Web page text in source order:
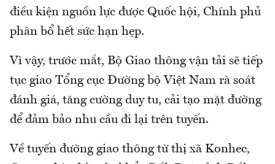
điều kiện nguồn lực được Quốc hội, Chính phủ
phân bổ hết sức hạn hẹp.
Vì vậy, trước mắt, Bộ Giao thông vận tải sẽ tiếp
tục giao Tổng cục Đường bộ Việt Nam rà soát
đánh giá, tăng cường duy tu, cải tạo mặt đường
để đảm bảo nhu cầu đi lại trên tuyến.
Về tuyến đường giao thông từ thị xã Konhec,